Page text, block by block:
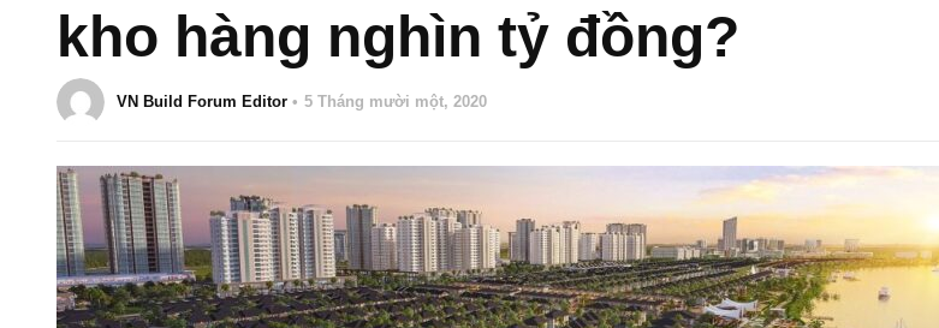
kho hàng nghìn tỷ đồng?
VN Build Forum Editor 5 Tháng mười một, 2020